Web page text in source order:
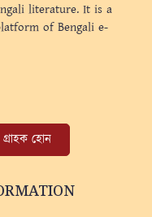
literature. It is a
of Bengali e-
গ্রাহক হোন